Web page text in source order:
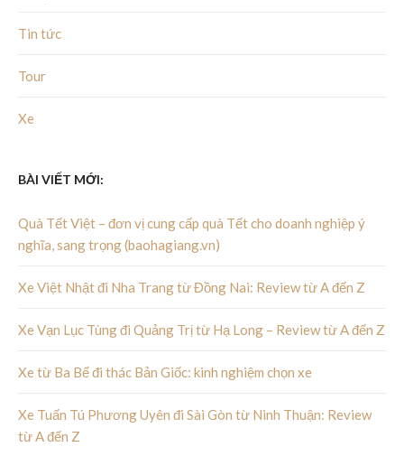
Tin tức
Tour
Xe
BÀI VIẾT MỚI:
Quà Tết Việt – đơn vị cung cấp quà Tết cho doanh nghiệp ý
nghĩa, sang trọng (baohagiang.vn)
Xe Việt Nhật đi Nha Trang từ Đồng Nai: Review từ A đến Z
Xe Vạn Lục Tùng đi Quảng Trị từ Hạ Long – Review từ A đến Z
Xe từ Ba Bể đi thác Bản Giốc: kinh nghiệm chọn xe
Xe Tuấn Tú Phương Uyên đi Sài Gòn từ Ninh Thuận: Review
từ A đến Z